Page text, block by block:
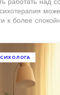
к более